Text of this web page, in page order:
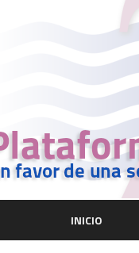
INICIO